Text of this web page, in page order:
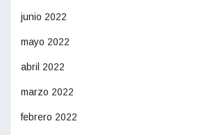
junio 2022
mayo 2022
abril 2022
marzo 2022
febrero 2022